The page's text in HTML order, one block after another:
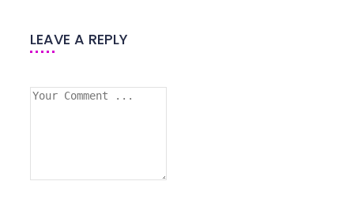
LEAVE A REPLY